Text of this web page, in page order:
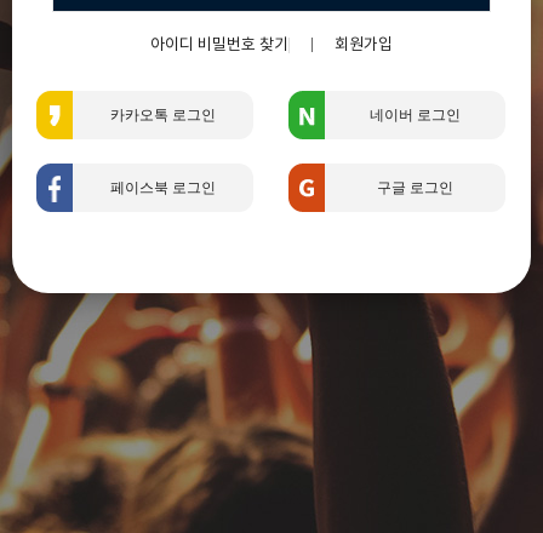
아이디 비밀번호 찾기 회원가입
카카오톡 로그인 네이버 로그인
페이스북 로그인 구글 로그인